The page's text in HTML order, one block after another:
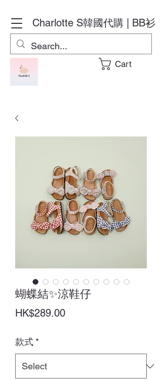
Charlotte S韓國代購 | BB衫
Cart
蝴蝶結✨涼鞋仔
HK$289.00Price
款式 *